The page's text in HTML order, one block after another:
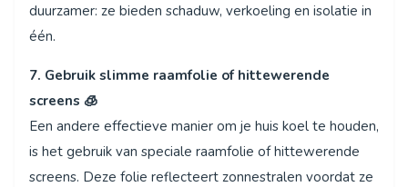
duurzamer: ze bieden schaduw, verkoeling en isolatie in
één.
7. Gebruik slimme raamfolie of hittewerende
screens 🧊
Een andere effectieve manier om je huis koel te houden,
is het gebruik van speciale raamfolie of hittewerende
screens. Deze folie reflecteert zonnestralen voordat ze